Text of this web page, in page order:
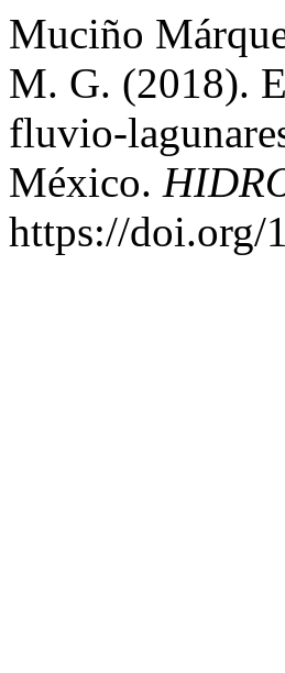
Muciño
M. G. (2018).
fluvio-
México.
https://doi.org/